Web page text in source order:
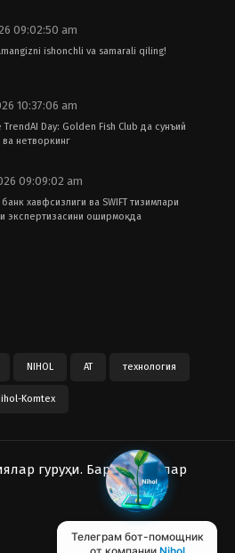
Телеграм бот-помощник
09:02:50 am
ishonchli va samarali qiling!
10:37:06 am
TrendAI Day: Golden Fish Club да сунъий
ва нетворкинг
09:09:02 am
банк хавфсизлиги ва SWIFT тизимлари
экспертизасини оширмоқда
NIHOL АТ технология
Komtex
гуруҳи. Барча ҳуқуқлар